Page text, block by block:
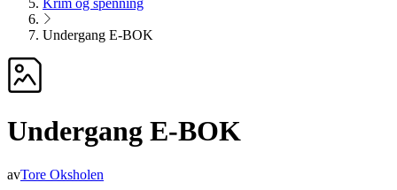
Krim og spenning
Undergang E-BOK
Undergang E-BOK
avTore Oksholen